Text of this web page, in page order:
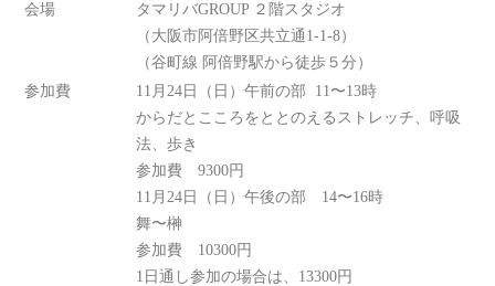
会場
タマリバGROUP ２階スタジオ
（大阪市阿倍野区共立通1-1-8）
（谷町線 阿倍野駅から徒歩５分）
参加費
11月24日（日）午前の部 11〜13時
からだとこころをととのえるストレッチ、呼吸
法、歩き
参加費 9300円
11月24日（日）午後の部 14〜16時
舞〜榊
参加費 10300円
1日通し参加の場合は、13300円